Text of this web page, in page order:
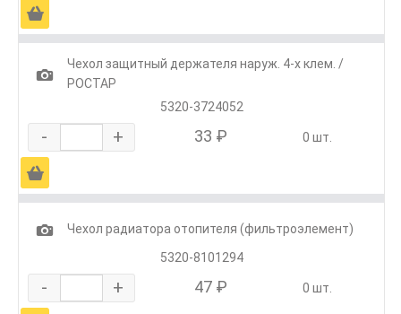
Ä
1
Чехол защитный держателя наруж. 4-х клем. /
РОСТАР
5320-3724052
- + 33 ₽ 0 шт.
Ä
1
Чехол радиатора отопителя (фильтроэлемент)
5320-8101294
- + 47 ₽ 0 шт.